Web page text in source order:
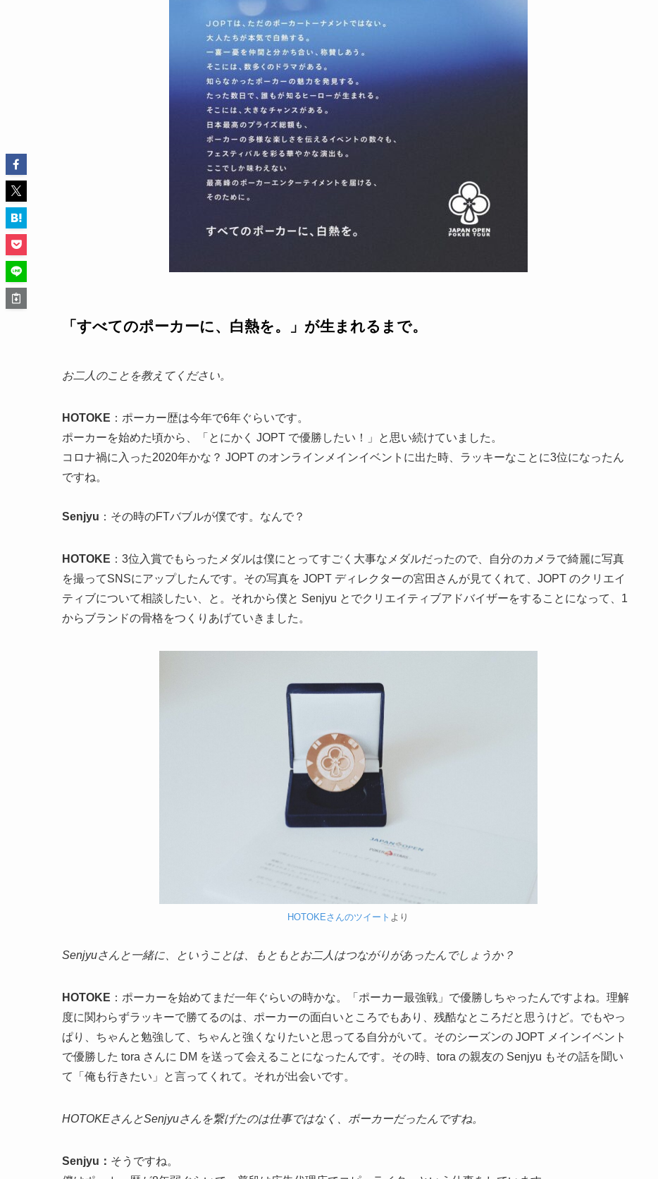
「 すべてのポーカーに、白熱を。」が生まれるまで。
お二人のことを教えてください。
HOTOKE ：ポーカー歴は今年で6年ぐらいです。
ポーカーを始めた頃から、「とにかく JOPT で優勝したい！」と思い続けていました。
コロナ禍に入った2020年かな？ JOPT のオンラインメインイベントに出た時、ラッキーなことに3位になったん
ですね。
Senjyu ：その時のFTバブルが僕です。なんで？
HOTOKE ：3位入賞でもらったメダルは僕にとってすごく大事なメダルだったので、自分のカメラで綺麗に写真
を撮ってSNSにアップしたんです。その写真を JOPT ディレクターの宮田さんが見てくれて、JOPT のクリエイ
ティブについて相談したい、と。それから僕と Senjyu とでクリエイティブアドバイザーをすることになって、1
からブランドの骨格をつくりあげていきました。
HOTOKEさんのツイート より
Senjyuさんと一緒に、ということは、もともとお二人はつながりがあったんでしょうか？
HOTOKE ：ポーカーを始めてまだ一年ぐらいの時かな。「ポーカー最強戦」で優勝しちゃったんですよね。理解
度に関わらずラッキーで勝てるのは、ポーカーの面白いところでもあり、残酷なところだと思うけど。でもやっ
ぱり、ちゃんと勉強して、ちゃんと強くなりたいと思ってる自分がいて。そのシーズンの JOPT メインイベント
で優勝した tora さんに DM を送って会えることになったんです。その時、tora の親友の Senjyu もその話を聞い
て「俺も行きたい」と言ってくれて。それが出会いです。
HOTOKEさんとSenjyuさんを繋げたのは仕事ではなく、ポーカーだったんですね。
Senjyu： そうですね。